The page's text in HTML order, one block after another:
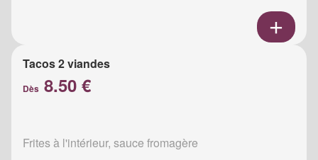
Tacos 2 viandes
Dès 8.50 €
Frites à l'intérieur, sauce fromagère